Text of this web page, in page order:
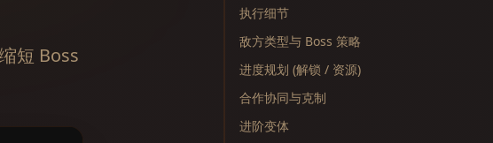
短 Boss
执行细节
敌方类型与 Boss 策略
进度规划 (解锁 / 资源)
合作协同与克制
进阶变体